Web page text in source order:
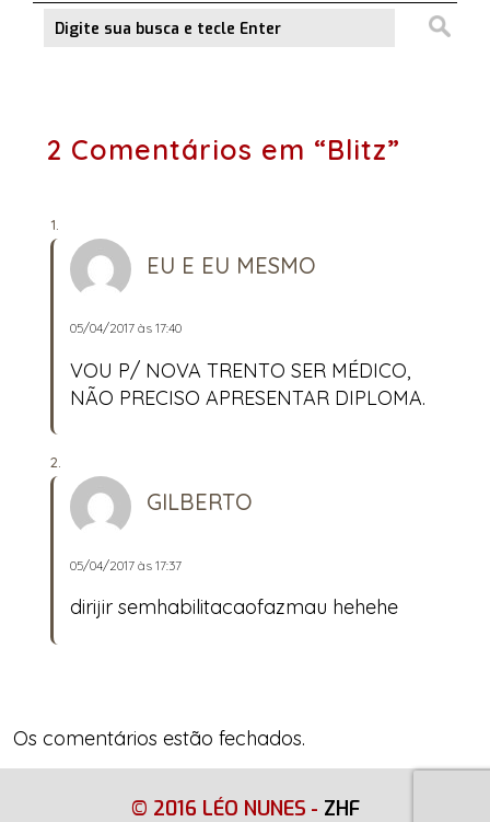
2 Comentários em “Blitz”
EU E EU MESMO
05/04/2017 às 17:40
VOU P/ NOVA TRENTO SER MÉDICO,
NÃO PRECISO APRESENTAR DIPLOMA.
GILBERTO
05/04/2017 às 17:37
dirijir semhabilitacaofazmau hehehe
Os comentários estão fechados.
© 2016 LÉO NUNES - ZHF